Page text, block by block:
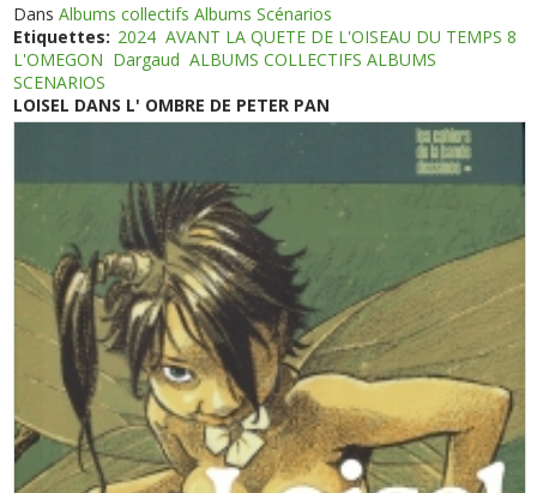
DansAlbums collectifs Albums Scénarios
Etiquettes: 2024 AVANT LA QUETE DE L'OISEAU DU TEMPS 8
L'OMEGON Dargaud ALBUMS COLLECTIFS ALBUMS
SCENARIOS
LOISEL DANS L' OMBRE DE PETER PAN